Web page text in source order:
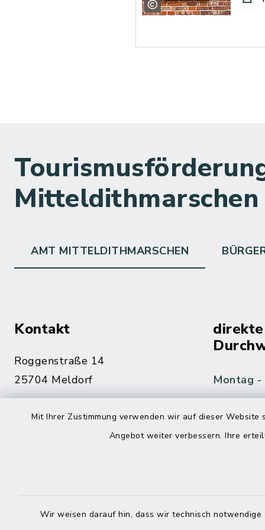
Mit Ihrer Zustimmung verwenden wir auf dieser
Angebot weiter verbessern. Ihre
Wir weisen darauf hin, dass wir technisch
Mitteldithmarschen
AMT MITTELDITHMARSCHEN
Kontakt
Roggenstraße 14
25704 Meldorf
04832 6065-215
Montag -
Freitag
Haben